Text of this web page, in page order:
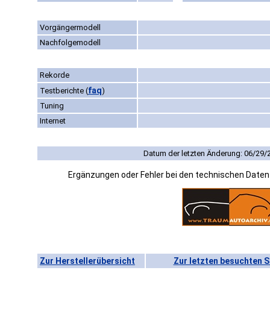
Vorgängermodell
Nachfolgemodell
Rekorde
Testberichte (faq)
Tuning
Internet
Datum der letzten Änderung: 06/29/
Ergänzungen oder Fehler bei den technischen
Zur Herstellerübersicht Zur letzten besuchten